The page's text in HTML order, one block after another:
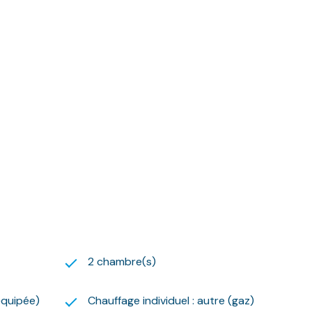
2 chambre(s)
Chauffage individuel : autre (gaz)